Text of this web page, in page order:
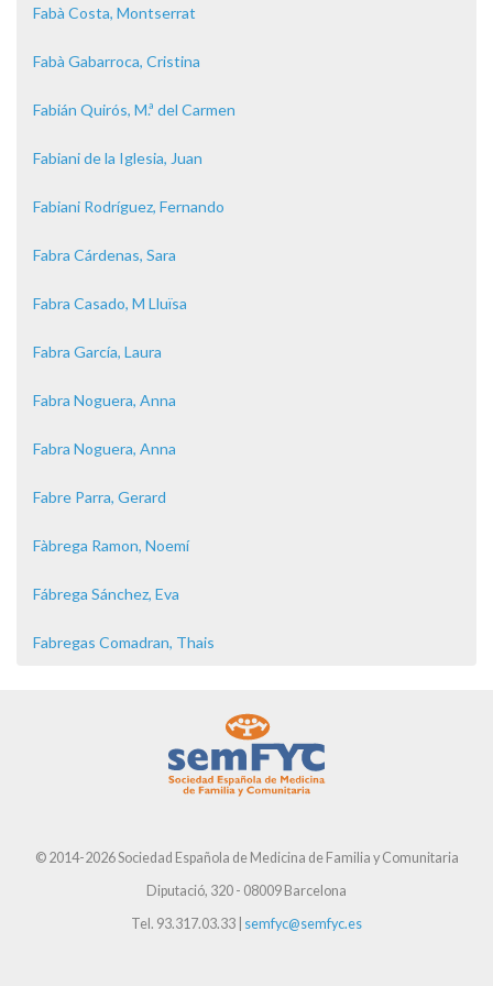
Fabà Costa, Montserrat
Fabà Gabarroca, Cristina
Fabián Quirós, M.ª del Carmen
Fabiani de la Iglesia, Juan
Fabiani Rodríguez, Fernando
Fabra Cárdenas, Sara
Fabra Casado, M Lluïsa
Fabra García, Laura
Fabra Noguera, Anna
Fabra Noguera, Anna
Fabre Parra, Gerard
Fàbrega Ramon, Noemí
Fábrega Sánchez, Eva
Fabregas Comadran, Thais
© 2014-2026 Sociedad Española de Medicina de Familia y Comunitaria
Diputació, 320 - 08009 Barcelona
Tel. 93.317.03.33 | semfyc@semfyc.es